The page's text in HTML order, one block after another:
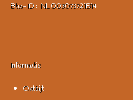
Btw-ID : NL 003073721B14
Informatie
Ontbijt